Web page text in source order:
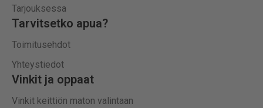
Tarjouksessa
Tarvitsetko apua?
Toimitusehdot
Yhteystiedot
Vinkit ja oppaat
Vinkit keittiön maton valintaan